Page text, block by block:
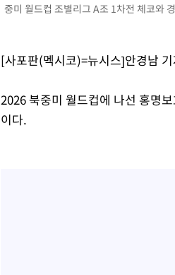
중미 월드컵 조별리그 A조 1차전 체코와
[사포판(멕시코)=뉴시스]안경남
2026 북중미 월드컵에 나선 홍명
이다.